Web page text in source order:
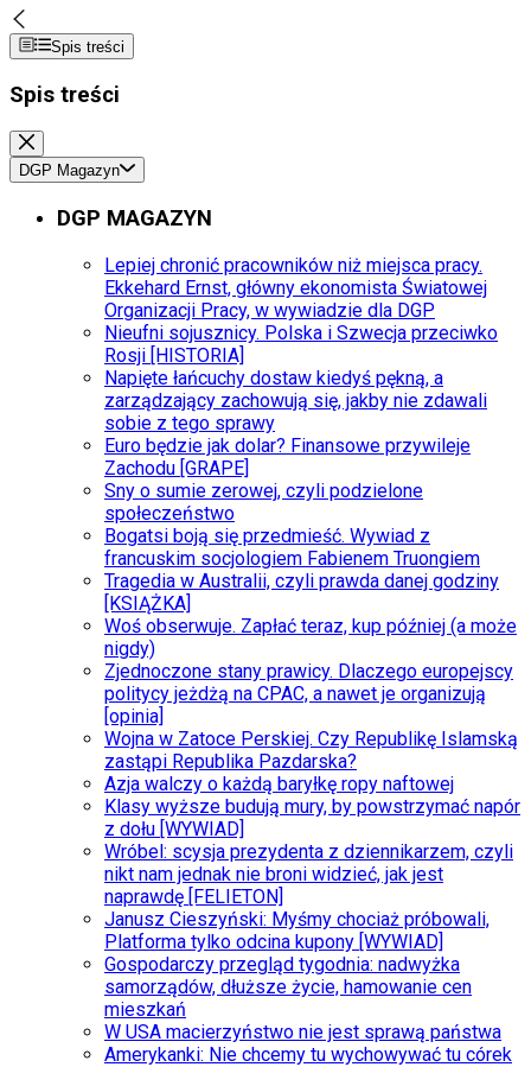
Spis treści
Spis treści
DGP Magazyn
DGP MAGAZYN
Lepiej chronić pracowników niż miejsca pracy.
Ekkehard Ernst, główny ekonomista Światowej
Organizacji Pracy, w wywiadzie dla DGP
Nieufni sojusznicy. Polska i Szwecja przeciwko
Rosji [HISTORIA]
Napięte łańcuchy dostaw kiedyś pękną, a
zarządzający zachowują się, jakby nie zdawali
sobie z tego sprawy
Euro będzie jak dolar? Finansowe przywileje
Zachodu [GRAPE]
Sny o sumie zerowej, czyli podzielone
społeczeństwo
Bogatsi boją się przedmieść. Wywiad z
francuskim socjologiem Fabienem Truongiem
Tragedia w Australii, czyli prawda danej godziny
[KSIĄŻKA]
Woś obserwuje. Zapłać teraz, kup później (a może
nigdy)
Zjednoczone stany prawicy. Dlaczego europejscy
politycy jeżdżą na CPAC, a nawet je organizują
[opinia]
Wojna w Zatoce Perskiej. Czy Republikę Islamską
zastąpi Republika Pazdarska?
Azja walczy o każdą baryłkę ropy naftowej
Klasy wyższe budują mury, by powstrzymać napór
z dołu [WYWIAD]
Wróbel: scysja prezydenta z dziennikarzem, czyli
nikt nam jednak nie broni widzieć, jak jest
naprawdę [FELIETON]
Janusz Cieszyński: Myśmy chociaż próbowali,
Platforma tylko odcina kupony [WYWIAD]
Gospodarczy przegląd tygodnia: nadwyżka
samorządów, dłuższe życie, hamowanie cen
mieszkań
W USA macierzyństwo nie jest sprawą państwa
Amerykanki: Nie chcemy tu wychowywać tu córek